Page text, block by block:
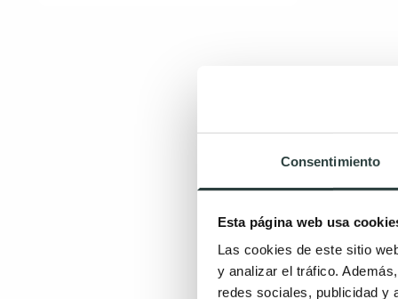
Consentimiento
Esta página web usa
Las cookies de este sitio
y analizar el tráfico.
redes sociales, publicidad y